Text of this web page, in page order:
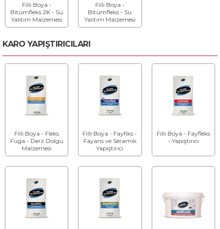
Filli Boya -
Bitümfleks 2K - Su
Yalıtım Malzemesi
Filli Boya -
Bitümfleks - Su
Yalıtım Malzemesi
KARO YAPIŞTIRICILARI
Filli Boya - Fleks
Fuga - Derz Dolgu
Malzemesi
Filli Boya - Fayfiks -
Fayans ve Seramik
Yapıştırıcı
Filli Boya - Fayfleks
- Yapıştırıcı